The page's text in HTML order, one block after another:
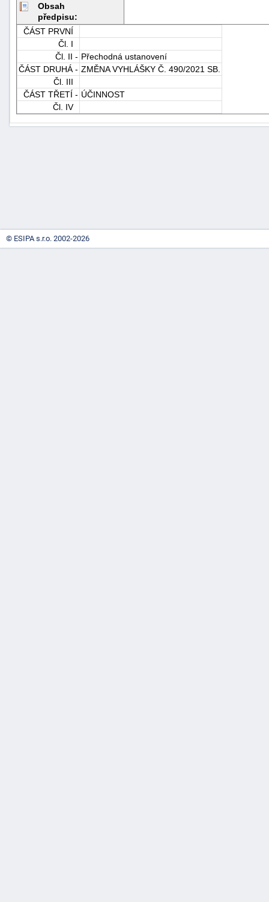
Obsah
předpisu:
ČÁST PRVNÍ
Čl. I
Čl. II - Přechodná ustanovení
ČÁST DRUHÁ - ZMĚNA VYHLÁŠKY Č. 490/2021 SB.
Čl. III
ČÁST TŘETÍ - ÚČINNOST
Čl. IV
© ESIPA s.r.o. 2002-2026